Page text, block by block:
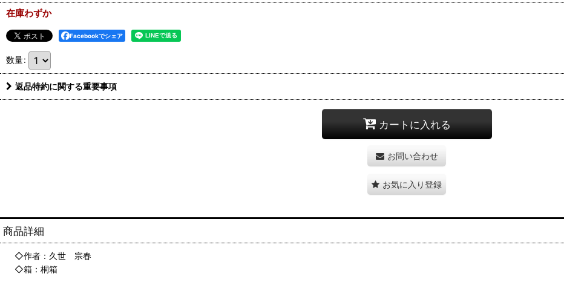
在庫わずか
Facebookでシェア
数量:
返品特約に関する重要事項
カートに入れる
お問い合わせ
お気に入り登録
商品詳細
◇作者：久世 宗春
◇箱：桐箱